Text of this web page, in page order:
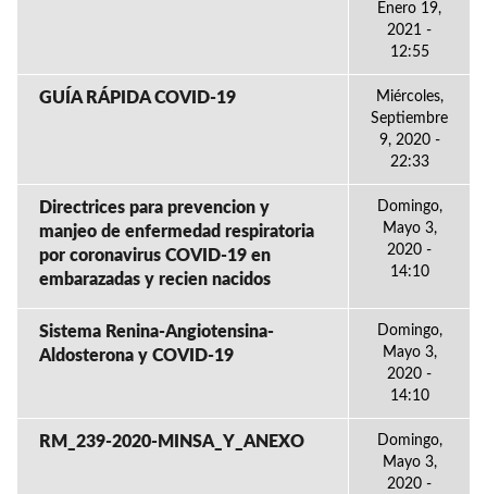
Enero 19,
2021 -
12:55
GUÍA RÁPIDA COVID-19
Miércoles,
Septiembre
9, 2020 -
22:33
Directrices para prevencion y
manjeo de enfermedad respiratoria
por coronavirus COVID-19 en
embarazadas y recien nacidos
Domingo,
Mayo 3,
2020 -
14:10
Sistema Renina-Angiotensina-
Aldosterona y COVID-19
Domingo,
Mayo 3,
2020 -
14:10
RM_239-2020-MINSA_Y_ANEXO
Domingo,
Mayo 3,
2020 -